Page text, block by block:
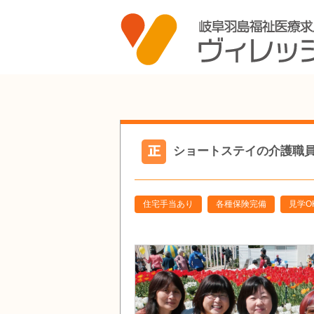
ショートステイの介護
住宅手当あり 各種保険完備 見学